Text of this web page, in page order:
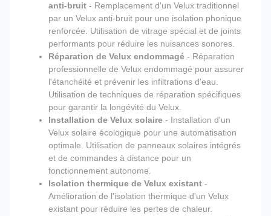
anti-bruit - Remplacement d'un Velux traditionnel
par un Velux anti-bruit pour une isolation phonique
renforcée. Utilisation de vitrage spécial et de joints
performants pour réduire les nuisances sonores.
Réparation de Velux endommagé - Réparation
professionnelle de Velux endommagé pour assurer
l'étanchéité et prévenir les infiltrations d'eau.
Utilisation de techniques de réparation spécifiques
pour garantir la longévité du Velux.
Installation de Velux solaire - Installation d'un
Velux solaire écologique pour une automatisation
optimale. Utilisation de panneaux solaires intégrés
et de commandes à distance pour un
fonctionnement autonome.
Isolation thermique de Velux existant -
Amélioration de l'isolation thermique d'un Velux
existant pour réduire les pertes de chaleur.